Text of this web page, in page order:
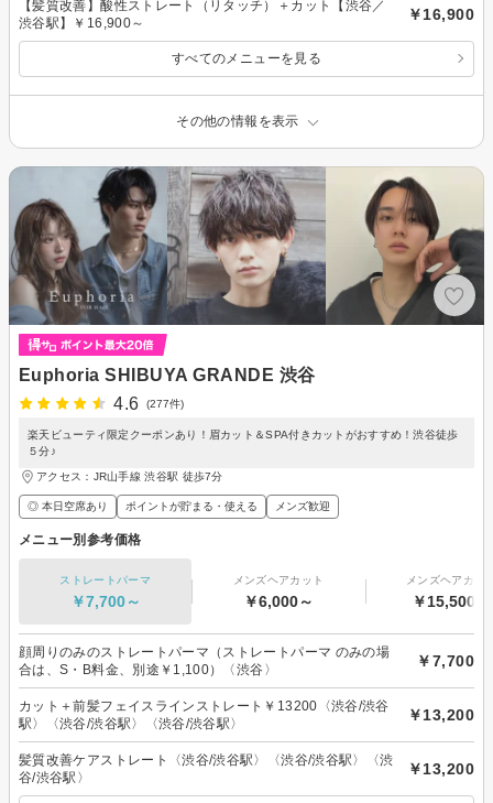
【髪質改善】酸性ストレート（リタッチ）＋カット【渋谷／
渋谷駅】￥16,900～
￥16,900
すべてのメニューを見る
その他の情報を表示
Euphoria SHIBUYA GRANDE 渋谷
4.6
(277件)
楽天ビューティ限定クーポンあり！眉カット＆SPA付きカットがおすすめ！渋谷徒歩
５分♪
アクセス：JR山手線 渋谷駅 徒歩7分
◎ 本日空席あり ポイントが貯まる・使える メンズ歓迎
メニュー別参考価格
ストレートパーマ
￥7,700～
メンズヘアカット
￥6,000～
メンズヘアカラ
￥15,500～
顔周りのみのストレートパーマ（ストレートパーマ のみの場
合は、S・B料金、別途￥1,100）〈渋谷〉
￥7,700
カット＋前髪フェイスラインストレート￥13200〈渋谷/渋谷
駅〉〈渋谷/渋谷駅〉〈渋谷/渋谷駅〉
￥13,200
髪質改善ケアストレート〈渋谷/渋谷駅〉〈渋谷/渋谷駅〉〈渋
谷/渋谷駅〉
￥13,200